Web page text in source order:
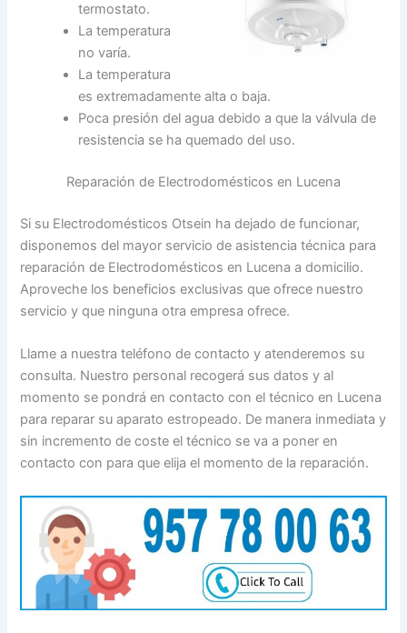
termostato.
La temperatura
no varía.
La temperatura
es extremadamente alta o baja.
Poca presión del agua debido a que la válvula de
resistencia se ha quemado del uso.
Reparación de Electrodomésticos en Lucena
Si su Electrodomésticos Otsein ha dejado de funcionar,
disponemos del mayor servicio de asistencia técnica para
reparación de Electrodomésticos en Lucena a domicilio.
Aproveche los beneficios exclusivas que ofrece nuestro
servicio y que ninguna otra empresa ofrece.
Llame a nuestra teléfono de contacto y atenderemos su
consulta. Nuestro personal recogerá sus datos y al
momento se pondrá en contacto con el técnico en Lucena
para reparar su aparato estropeado. De manera inmediata y
sin incremento de coste el técnico se va a poner en
contacto con para que elija el momento de la reparación.